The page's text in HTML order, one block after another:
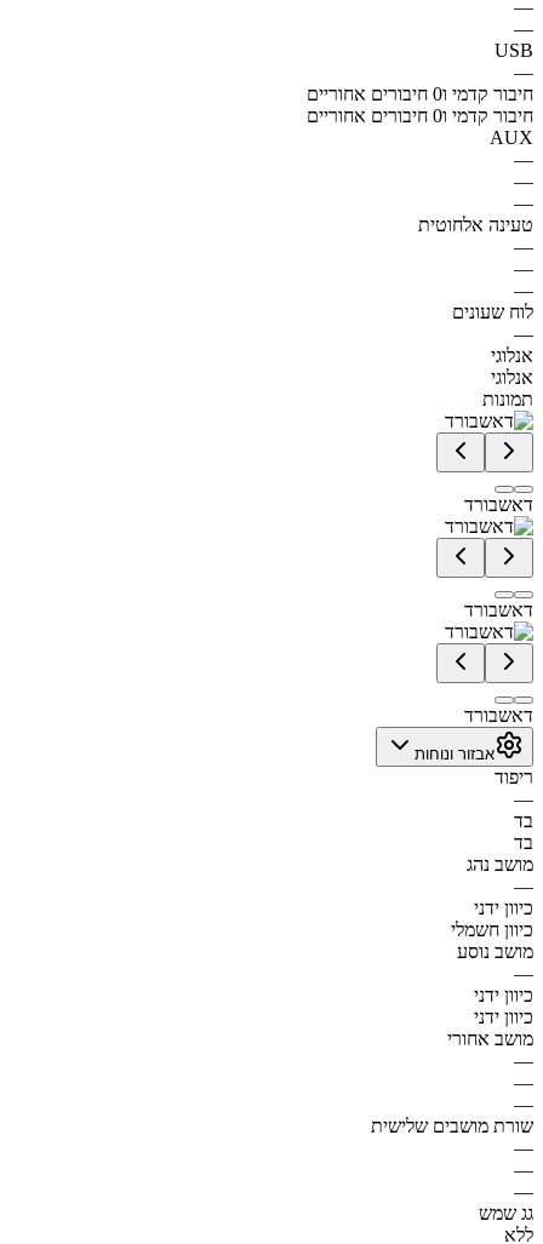
—
—
USB
—
חיבור קדמי ו0 חיבורים אחוריים
חיבור קדמי ו0 חיבורים אחוריים
AUX
—
—
—
טעינה אלחוטית
—
—
—
לוח שעונים
—
אנלוגי
אנלוגי
תמונות
דאשבורד
דאשבורד
דאשבורד
אבזור ונוחות
ריפוד
—
בד
בד
מושב נהג
—
כיוון ידני
כיוון חשמלי
מושב נוסע
—
כיוון ידני
כיוון ידני
מושב אחורי
—
—
—
שורת מושבים שלישית
—
—
—
גג שמש
ללא